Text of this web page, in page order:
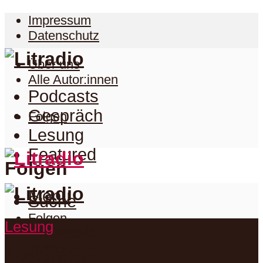
Impressum
Datenschutz
Über uns
Alle Autor:innen
Folgen
Folgen
Folgen
Facebook
Podcasts
Gespräch
Lesung
Featured
Menu
Suche
Podcasts
Lesung